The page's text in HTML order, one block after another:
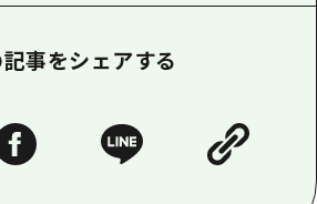
記事をシェアする